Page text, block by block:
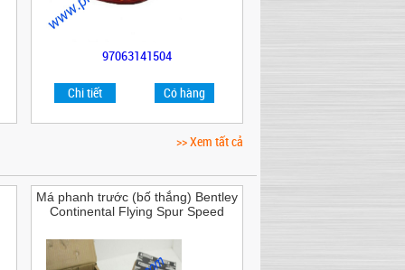
97063141504
Chi tiết Có hàng
>> Xem tất cả
Má phanh trước (bố thắng) Bentley
Continental Flying Spur Speed